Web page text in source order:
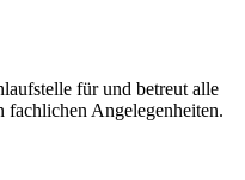
für und betreut alle
fachlichen Angelegenheiten.